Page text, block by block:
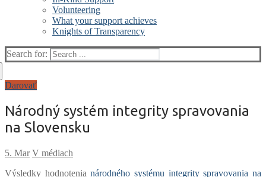
Volunteering
What your support achieves
Knights of Transparency
Search for:
Darovať
Národný systém integrity spravovania
na Slovensku
V médiach
Výsledky hodnotenianárodného systému integrity spravovania na